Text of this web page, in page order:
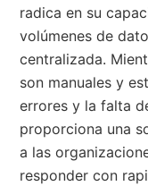
radica en su
volúmenes de
centralizada.
son manuales y
errores y la falta
proporciona una
a las
responder con